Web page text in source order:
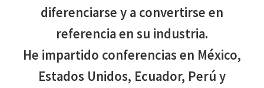
diferenciarse y a convertirse en
referencia en su industria.
He impartido conferencias en México,
Estados Unidos, Ecuador, Perú y